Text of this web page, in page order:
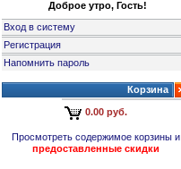
Доброе утро, Гость!
Вход в систему
Регистрация
Напомнить пароль
Корзина
0.00 руб.
Просмотреть содержимое корзины и
предоставленные скидки